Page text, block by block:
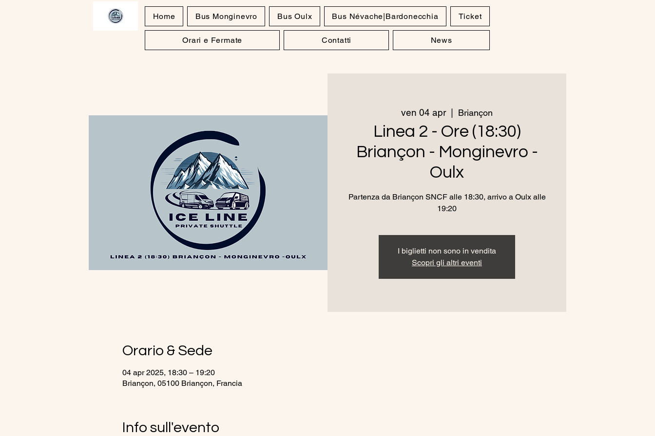
Home Bus Monginevro Bus Oulx Bus Névache|Bardonecchia Ticket
Orari e Fermate Contatti News
ven 04 apr
  |
Briançon
Linea 2 - Ore (18:30)
Briançon - Monginevro -
Oulx
Partenza da Briançon SNCF alle 18:30, arrivo a Oulx alle
19:20
I biglietti non sono in vendita
Scopri gli altri eventi
Orario & Sede
04 apr 2025, 18:30 – 19:20
Briançon, 05100 Briançon, Francia
Info sull'evento